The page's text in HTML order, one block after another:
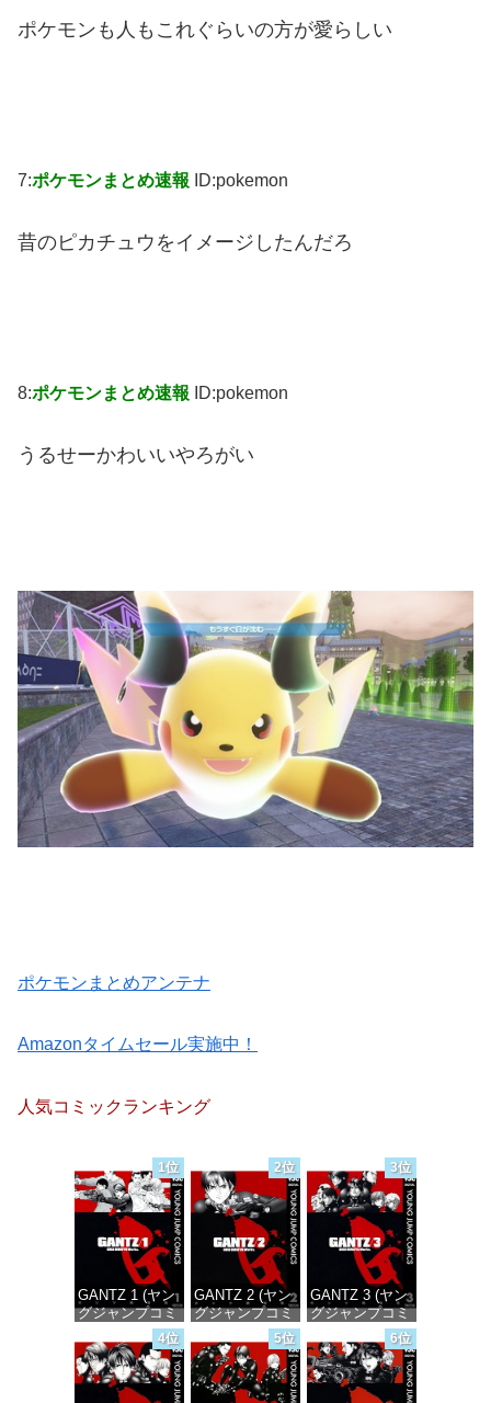
ポケモンも人もこれぐらいの方が愛らしい
7:ポケモンまとめ速報 ID:pokemon
昔のピカチュウをイメージしたんだろ
8:ポケモンまとめ速報 ID:pokemon
うるせーかわいいやろがい
ポケモンまとめアンテナ
Amazonタイムセール実施中！
人気コミックランキング
1位
GANTZ 1 (ヤン
グジャンプコミ
ックスDIGITAL)
価格：¥100
2位
GANTZ 2 (ヤン
グジャンプコミ
ックスDIGITAL)
価格：¥100
3位
GANTZ 3 (ヤン
グジャンプコミ
ックスDIGITAL)
価格：¥100
4位 5位 6位